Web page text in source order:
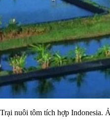
Trại nuôi tôm tích hợp Indonesia.